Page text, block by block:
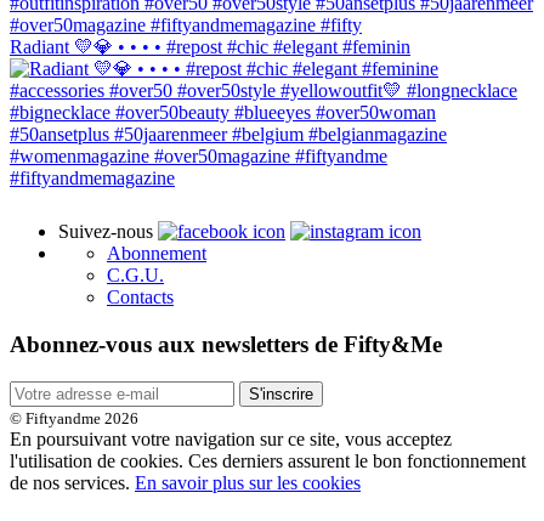
Radiant 💛💎 • • • • #repost #chic #elegant #feminin
Suivez-nous
Abonnement
C.G.U.
Contacts
Abonnez-vous aux newsletters de Fifty&Me
S'inscrire
© Fiftyandme 2026
En poursuivant votre navigation sur ce site, vous acceptez
l'utilisation de cookies. Ces derniers assurent le bon fonctionnement
de nos services. En savoir plus sur les cookies